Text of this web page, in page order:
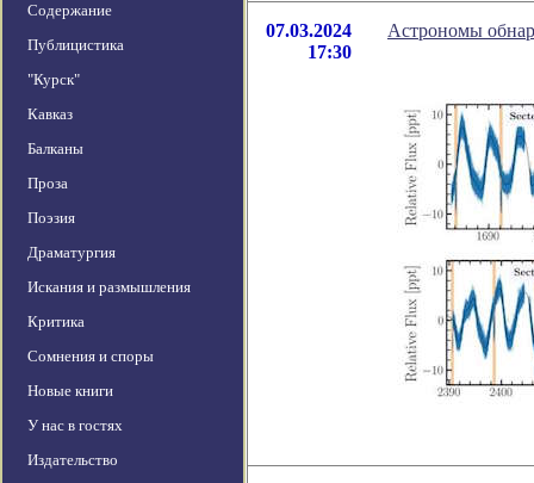
Содержание
Публицистика
"Курск"
Кавказ
Балканы
Проза
Поэзия
Драматургия
Искания и размышления
Критика
Сомнения и споры
Новые книги
У нас в гостях
Издательство
07.03.2024
17:30
Астрономы